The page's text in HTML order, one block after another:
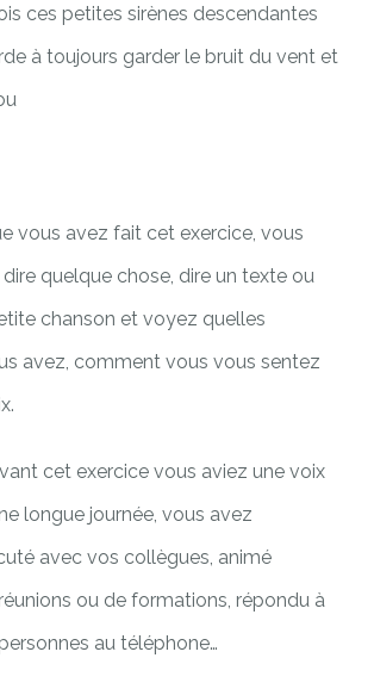
ces petites sirènes descendantes
à toujours garder le bruit du vent et
vous avez fait cet exercice, vous
quelque chose, dire un texte ou
chanson et voyez quelles
avez, comment vous vous sentez
cet exercice vous aviez une voix
longue journée, vous avez
avec vos collègues, animé
ou de formations, répondu à
au téléphone…